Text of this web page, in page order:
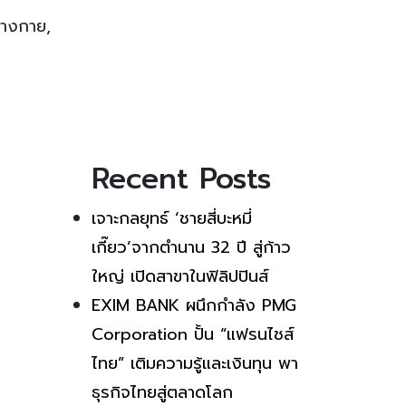
งกาย,
Recent Posts
เจาะกลยุทธ์ ‘ชายสี่บะหมี่
เกี๊ยว’จากตำนาน 32 ปี สู่ก้าว
ใหญ่ เปิดสาขาในฟิลิปปินส์
EXIM BANK ผนึกกำลัง PMG
Corporation ปั้น “แฟรนไชส์
ไทย” เติมความรู้และเงินทุน พา
ธุรกิจไทยสู่ตลาดโลก